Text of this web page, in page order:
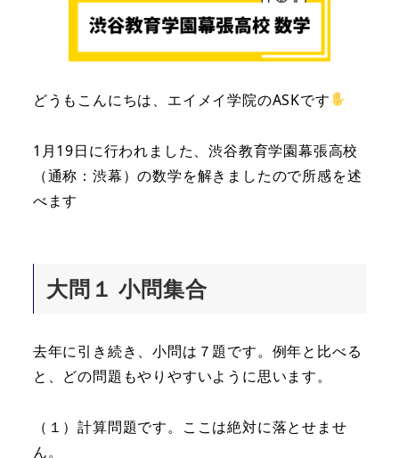
どうもこんにちは、エイメイ学院のASKです
1月19日に行われました、渋谷教育学園幕張高校
（通称：渋幕）の数学を解きましたので所感を述
べます
大問１ 小問集合
去年に引き続き、小問は７題です。例年と比べる
と、どの問題もやりやすいように思います。
（１）計算問題です。ここは絶対に落とせませ
ん。